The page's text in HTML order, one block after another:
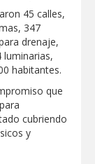
EN
buen
El Águila
Y ESTATAL
EMPLEO EL
de empleo
45 calles,
347
drenaje,
luminarias,
habitantes.
que
cubriendo
y